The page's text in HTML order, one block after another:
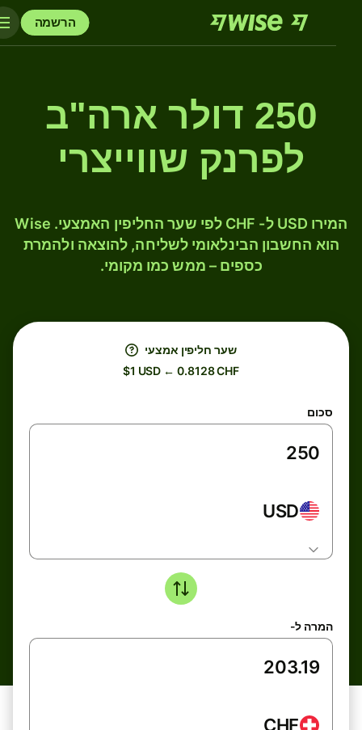
הרשמה
250 דולר ארה"ב
לפרנק שווייצרי
המירו USD ל- CHF לפי שער החליפין האמצעי. Wise
הוא החשבון הבינלאומי לשליחה, להוצאה ולהמרת
כספים – ממש כמו מקומי.
שער חליפין אמצעי
$1 USD ← 0.8128 CHF
סכום
USD
המרה ל-
CHF